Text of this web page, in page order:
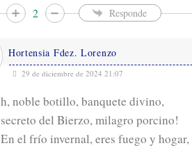
2 Responde
Hortensia Fdez. Lorenzo
29 de diciembre de 2024 21:07
h, noble botillo, banquete divino,
secreto del Bierzo, milagro porcino!
En el frío invernal, eres fuego y hogar,